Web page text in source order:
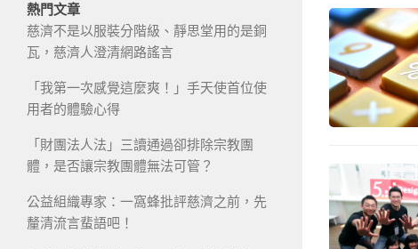
熱門文章
慈濟不是以服裝分階級、靜思堂用的是銅
瓦，慈濟人澄清網路謠言
「我第一次感覺這麼爽！」手天使首位使
用者的體驗心得
「財團法人法」三讀通過卻排除宗教團
體，是否讓宗教團體無法可管？
公益組織專家：一窩蜂批評慈濟之前，先
釐清流言蜚語吧！